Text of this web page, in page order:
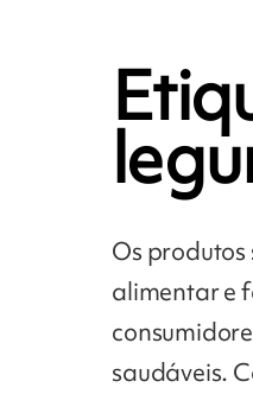
Os
alimentar e
saudáveis.